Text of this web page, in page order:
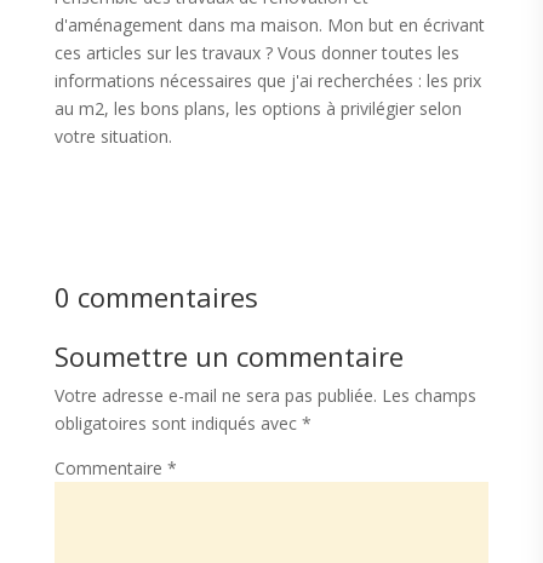
d'aménagement dans ma maison. Mon but en écrivant
ces articles sur les travaux ? Vous donner toutes les
informations nécessaires que j'ai recherchées : les prix
au m2, les bons plans, les options à privilégier selon
votre situation.
0 commentaires
Soumettre un commentaire
Votre adresse e-mail ne sera pas publiée. Les champs
obligatoires sont indiqués avec *
Commentaire *